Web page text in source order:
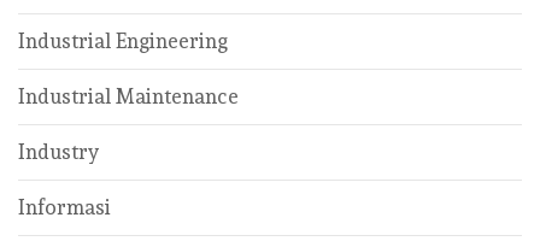
Industrial Engineering
Industrial Maintenance
Industry
Informasi